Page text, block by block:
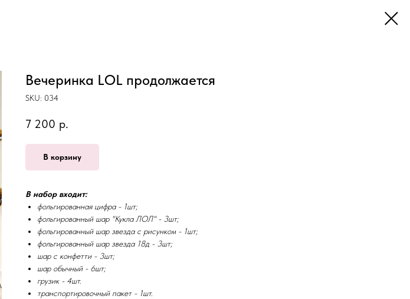
Вечеринка LOL продолжается
SKU: 034
7 200 р.
В корзину
В набор входит:
фольгированная цифра - 1шт;
фольгированный шар "Кукла ЛОЛ" - 3шт;
фольгированный шар звезда с рисунком - 1шт;
фольгированный шар звезда 18д - 3шт;
шар с конфетти - 3шт;
шар обычный - 6шт;
грузик - 4шт.
транспортировочный пакет - 1шт.